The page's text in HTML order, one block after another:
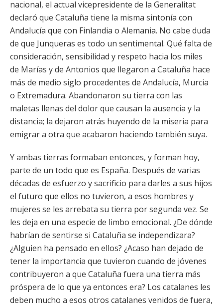
nacional, el actual vicepresidente de la Generalitat
declaró que Cataluña tiene la misma sintonía con
Andalucía que con Finlandia o Alemania. No cabe duda
de que Junqueras es todo un sentimental. Qué falta de
consideración, sensibilidad y respeto hacia los miles
de Marías y de Antonios que llegaron a Cataluña hace
más de medio siglo procedentes de Andalucía, Murcia
o Extremadura. Abandonaron su tierra con las
maletas llenas del dolor que causan la ausencia y la
distancia; la dejaron atrás huyendo de la miseria para
emigrar a otra que acabaron haciendo también suya.
Y ambas tierras formaban entonces, y forman hoy,
parte de un todo que es España. Después de varias
décadas de esfuerzo y sacrificio para darles a sus hijos
el futuro que ellos no tuvieron, a esos hombres y
mujeres se les arrebata su tierra por segunda vez. Se
les deja en una especie de limbo emocional. ¿De dónde
habrían de sentirse si Cataluña se independizara?
¿Alguien ha pensado en ellos? ¿Acaso han dejado de
tener la importancia que tuvieron cuando de jóvenes
contribuyeron a que Cataluña fuera una tierra más
próspera de lo que ya entonces era? Los catalanes les
deben mucho a esos otros catalanes venidos de fuera,